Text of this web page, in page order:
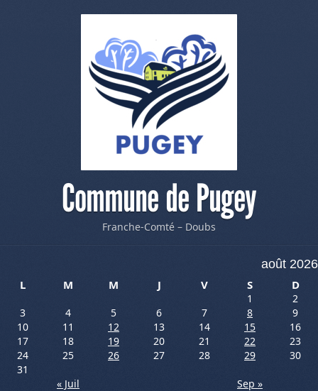
Commune de Pugey
Franche-Comté – Doubs
août 2026
L
M M J V S D
1
2
3
4 5 6 7 8
9
10
11 12 13 14 15
16
17
18 19 20 21 22
23
24
25 26 27 28 29
30
31
« Juil
Sep »